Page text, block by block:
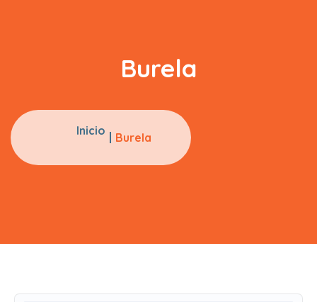
Burela
Inicio Burela